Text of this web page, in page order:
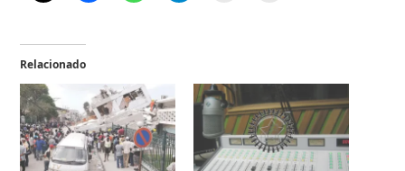
Relacionado